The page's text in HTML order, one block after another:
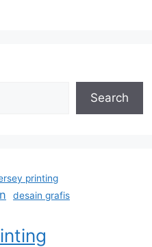
Search
printing
desain grafis